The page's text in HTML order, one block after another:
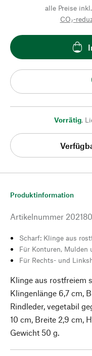
alle Preise
CO₂-
Vorrätig,
Produktinformation
Artikelnummer 202180
Scharf: Klinge aus
Für Konturen, Mulden
Für Rechts- und
Klinge aus rostfreiem
Klingenlänge 6,7 cm,
Rindleder, vegetabil
10 cm, Breite 2,9 cm,
Gewicht 50 g.